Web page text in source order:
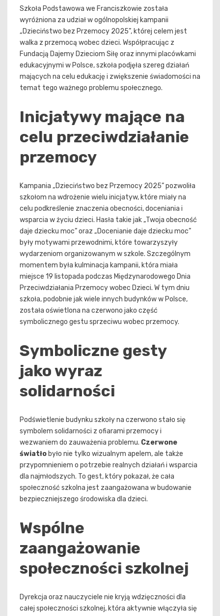
Szkoła Podstawowa we Franciszkowie została
wyróżniona za udział w ogólnopolskiej kampanii
„Dzieciństwo bez Przemocy 2025”, której celem jest
walka z przemocą wobec dzieci. Współpracując z
Fundacją Dajemy Dzieciom Siłę oraz innymi placówkami
edukacyjnymi w Polsce, szkoła podjęła szereg działań
mających na celu edukację i zwiększenie świadomości na
temat tego ważnego problemu społecznego.
Inicjatywy mające na
celu przeciwdziałanie
przemocy
Kampania „Dzieciństwo bez Przemocy 2025” pozwoliła
szkołom na wdrożenie wielu inicjatyw, które miały na
celu podkreślenie znaczenia obecności, doceniania i
wsparcia w życiu dzieci. Hasła takie jak „Twoja obecność
daje dziecku moc” oraz „Docenianie daje dziecku moc”
były motywami przewodnimi, które towarzyszyły
wydarzeniom organizowanym w szkole. Szczególnym
momentem była kulminacja kampanii, która miała
miejsce 19 listopada podczas Międzynarodowego Dnia
Przeciwdziałania Przemocy wobec Dzieci. W tym dniu
szkoła, podobnie jak wiele innych budynków w Polsce,
została oświetlona na czerwono jako część
symbolicznego gestu sprzeciwu wobec przemocy.
Symboliczne gesty
jako wyraz
solidarności
Podświetlenie budynku szkoły na czerwono stało się
symbolem solidarności z ofiarami przemocy i
wezwaniem do zauważenia problemu. Czerwone
światło było nie tylko wizualnym apelem, ale także
przypomnieniem o potrzebie realnych działań i wsparcia
dla najmłodszych. To gest, który pokazał, że cała
społeczność szkolna jest zaangażowana w budowanie
bezpieczniejszego środowiska dla dzieci.
Wspólne
zaangażowanie
społeczności szkolnej
Dyrekcja oraz nauczyciele nie kryją wdzięczności dla
całej społeczności szkolnej, która aktywnie włączyła się